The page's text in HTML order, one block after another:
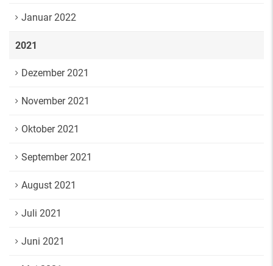
Januar 2022
2021
Dezember 2021
November 2021
Oktober 2021
September 2021
August 2021
Juli 2021
Juni 2021